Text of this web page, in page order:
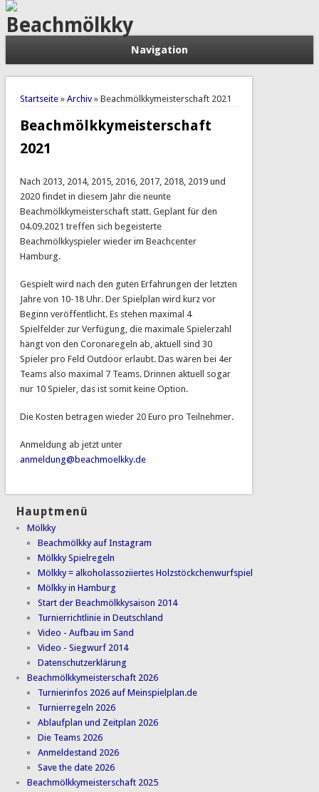
Beachmölkky
Navigation
Sie sind hier
Startseite» Archiv» Beachmölkkymeisterschaft 2021
Beachmölkkymeisterschaft
2021
Nach 2013, 2014, 2015, 2016, 2017, 2018, 2019 und
2020 findet in diesem Jahr die neunte
Beachmölkkymeisterschaft statt. Geplant für den
04.09.2021 treffen sich begeisterte
Beachmölkkyspieler wieder im Beachcenter
Hamburg.
Gespielt wird nach den guten Erfahrungen der letzten
Jahre von 10-18 Uhr. Der Spielplan wird kurz vor
Beginn veröffentlicht. Es stehen maximal 4
Spielfelder zur Verfügung, die maximale Spielerzahl
hängt von den Coronaregeln ab, aktuell sind 30
Spieler pro Feld Outdoor erlaubt. Das wären bei 4er
Teams also maximal 7 Teams. Drinnen aktuell sogar
nur 10 Spieler, das ist somit keine Option.
Die Kosten betragen wieder 20 Euro pro Teilnehmer.
Anmeldung ab jetzt unter
anmeldung@beachmoelkky.de
Hauptmenü
Mölkky
Beachmölkky auf Instagram
Mölkky Spielregeln
Mölkky = alkoholassoziiertes Holzstöckchenwurfspiel
Mölkky in Hamburg
Start der Beachmölkkysaison 2014
Turnierrichtlinie in Deutschland
Video - Aufbau im Sand
Video - Siegwurf 2014
Datenschutzerklärung
Beachmölkkymeisterschaft 2026
Turnierinfos 2026 auf Meinspielplan.de
Turnierregeln 2026
Ablaufplan und Zeitplan 2026
Die Teams 2026
Anmeldestand 2026
Save the date 2026
Beachmölkkymeisterschaft 2025